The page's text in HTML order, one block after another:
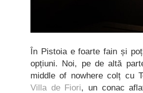
În Pistoia e foarte fain și
opțiuni. Noi, pe de altă
middle of nowhere colț cu
Villa de Fiori, un conac